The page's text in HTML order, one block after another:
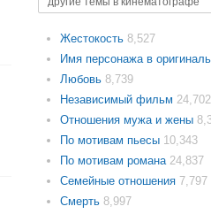
Жестокость 8,527
Имя персонажа в
Любовь 8,739
Независимый фильм 24,702
Отношения мужа и жены
По мотивам пьесы 10,343
По мотивам романа 24,837
Семейные отношения 7,797
Смерть 8,997